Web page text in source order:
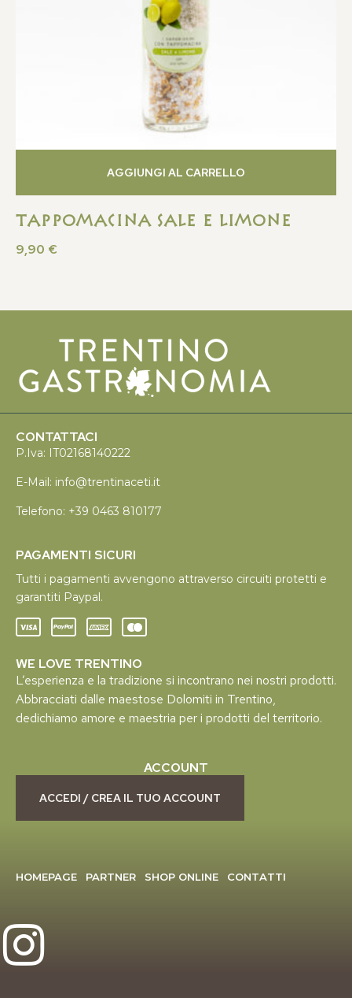
Tappomacina Sale e Limone
9,90 €
AGGIUNGI AL CARRELLO
CONTATTACI
P.Iva: IT02168140222
E-Mail: info@trentinaceti.it
Telefono: +39 0463 810177
PAGAMENTI SICURI
Tutti i pagamenti avvengono attraverso circuiti protetti e
garantiti Paypal.
WE LOVE TRENTINO
L’esperienza e la tradizione si incontrano nei nostri prodotti.
Abbracciati dalle maestose Dolomiti in Trentino,
dedichiamo amore e maestria per i prodotti del territorio.
ACCOUNT
ACCEDI / CREA IL TUO ACCOUNT
HOMEPAGE PARTNER SHOP ONLINE CONTATTI